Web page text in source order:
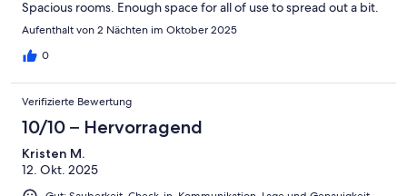
Spacious rooms. Enough space for all of use to spread out a bit.
Aufenthalt von 2 Nächten im Oktober 2025
0
Verifizierte Bewertung
10/10 – Hervorragend
Kristen M.
12. Okt. 2025